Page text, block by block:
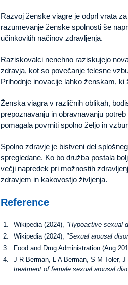
Razvoj ženske viagre je odprl vrata
razumevanje ženske spolnosti še
učinkovitih načinov zdravljenja.
Raziskovalci nenehno raziskujejo
zdravja, kot so povečanje telesne
Prihodnje inovacije lahko ženskam,
Ženska viagra v različnih oblikah,
prepoznavanju in obravnavanju
pomagala povrniti spolno željo in
Spolno zdravje je bistveni del
spregledane. Ko bo družba postala
večji napredek pri možnostih
zdravjem in kakovostjo življenja.
Reference
Wikipedia (2024), "Hypoactive sexual
Wikipedia (2024), "Sexual arousal
Food and Drug Administration (Aug
J R Berman, L A Berman, S M Toler, J
treatment of female sexual arousal